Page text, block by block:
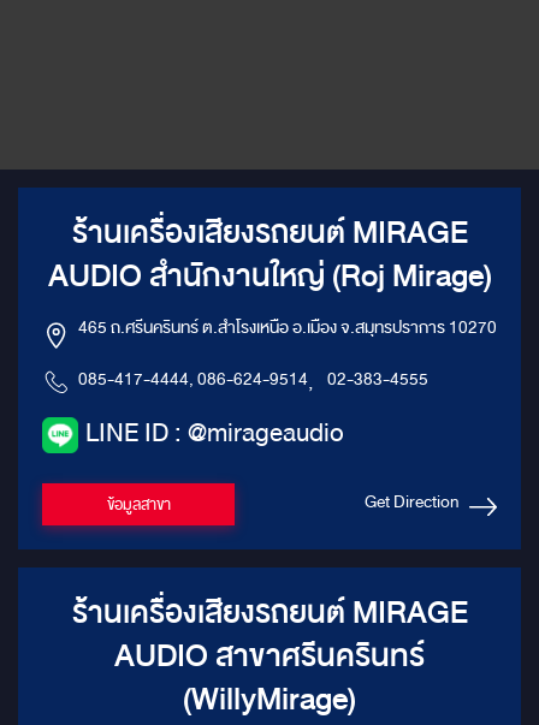
ร้านเครื่องเสียงรถยนต์ MIRAGE
AUDIO สำนักงานใหญ่ (Roj Mirage)
465 ถ.ศรีนครินทร์ ต.สำโรงเหนือ อ.เมือง จ.สมุทรปราการ 10270
085-417-4444, 086-624-9514, 02-383-4555
LINE ID : @mirageaudio
ข้อมูลสาขา Get Direction
ร้านเครื่องเสียงรถยนต์ MIRAGE
AUDIO สาขาศรีนครินทร์
(WillyMirage)